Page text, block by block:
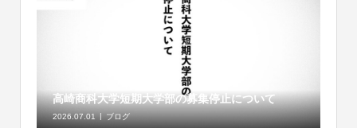
高崎商科大学短期大学部の募集停止について
2026.07.01 ブログ